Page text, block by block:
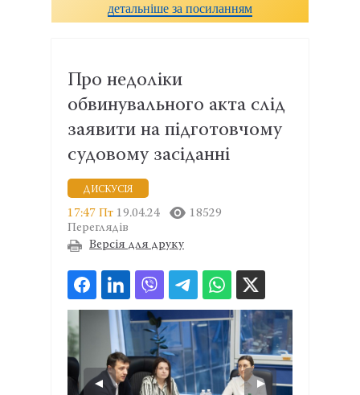
детальніше за посиланням
Про недоліки
обвинувального акта слід
заявити на підготовчому
судовому засіданні
ДИСКУСІЯ
17:47 Пт 19.04.24
18529
Переглядів
Версія для друку